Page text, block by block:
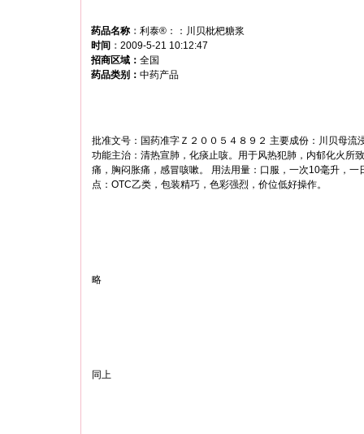
药品名称： 利泰®：：川贝枇杷糖浆
时间 ： 2009-5-21 10:12:47
招商区域： 全国
药品类别： 中药产品
批准文号：国药准字Ｚ２００５４８９２ 主要成份：川贝母流
功能主治：清热宣肺，化痰止咳。用于风热犯肺，内郁化火所
痛，胸闷胀痛，感冒咳嗽。 用法用量：口服，一次10毫升，一
点：OTC乙类，包装精巧，色彩强烈，价位低好操作。